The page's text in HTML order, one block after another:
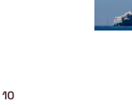
10